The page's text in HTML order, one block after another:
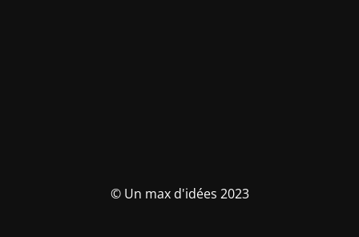
© Un max d'idées 2023